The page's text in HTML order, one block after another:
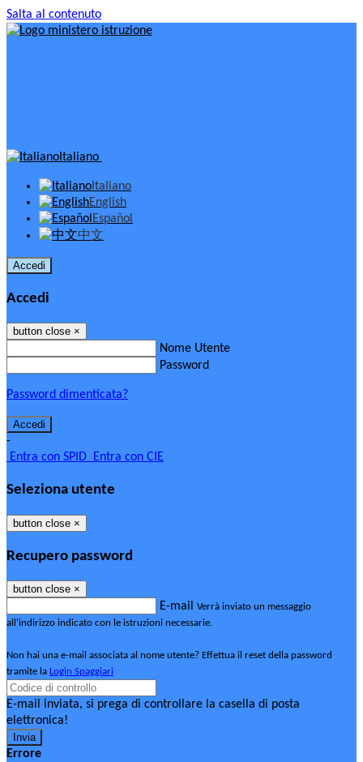
Salta al contenuto
Italiano
Italiano
English
Español
中文
Accedi
Accedi
button close ×
Nome Utente
Password
Password dimenticata?
-
Entra con SPID Entra con CIE
Seleziona utente
button close ×
Recupero password
button close ×
E-mail Verrà inviato un messaggio
all'indirizzo indicato con le istruzioni necessarie.
Non hai una e-mail associata al nome utente? Effettua il reset della password
tramite la Login Spaggiari
E-mail inviata, si prega di controllare la casella di posta
elettronica!
Errore